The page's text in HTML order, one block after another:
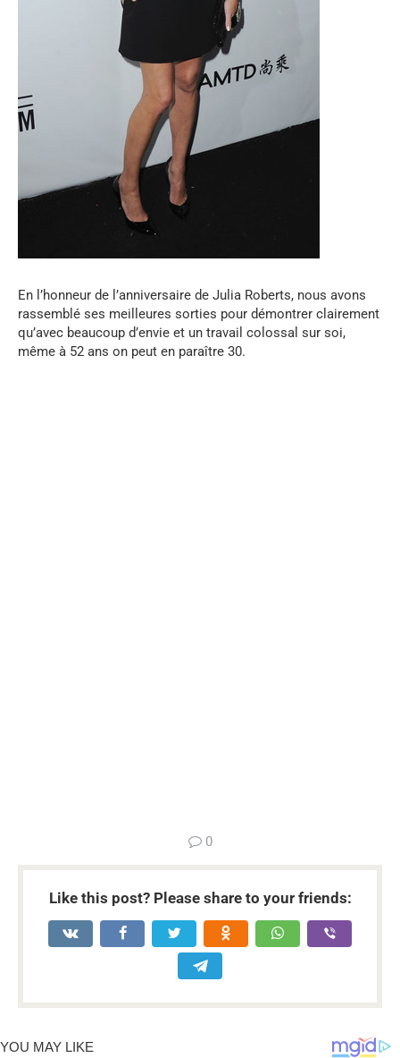
En l’honneur de l’anniversaire de Julia Roberts, nous avons
rassemblé ses meilleures sorties pour démontrer clairement
qu’avec beaucoup d’envie et un travail colossal sur soi,
même à 52 ans on peut en paraître 30.
0
Like this post? Please share to your friends: